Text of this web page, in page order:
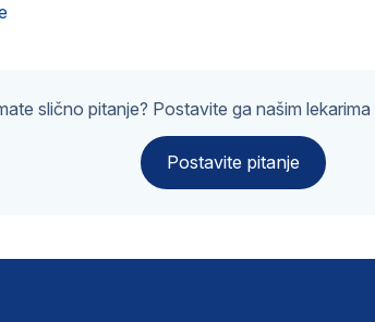
slično pitanje? Postavite ga našim
Postavite pitanje